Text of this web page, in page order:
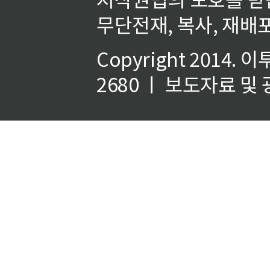
무단전재, 복사, 재배
Copyright 2014. 이
2680 ㅣ 보도자료